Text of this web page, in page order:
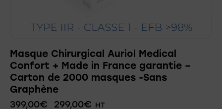
Masque Chirurgical Auriol Medical
Confort + Made in France garantie –
Carton de 2000 masques -Sans
Graphène
399,00€ 299,00€ HT